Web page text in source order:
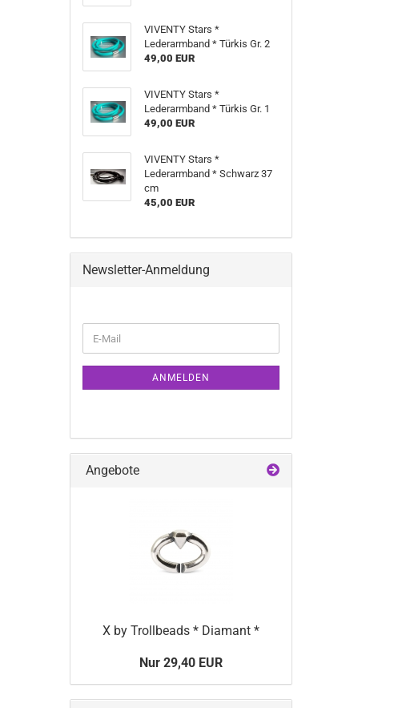
VIVENTY Stars *
Lederarmband * Türkis Gr. 2
49,00 EUR
VIVENTY Stars *
Lederarmband * Türkis Gr. 1
49,00 EUR
VIVENTY Stars *
Lederarmband * Schwarz 37
cm
45,00 EUR
Newsletter-Anmeldung
ZUR
E-
Mail
ANMELDEN
Angebote
X by Trollbeads * Diamant *
Nur 29,40 EUR